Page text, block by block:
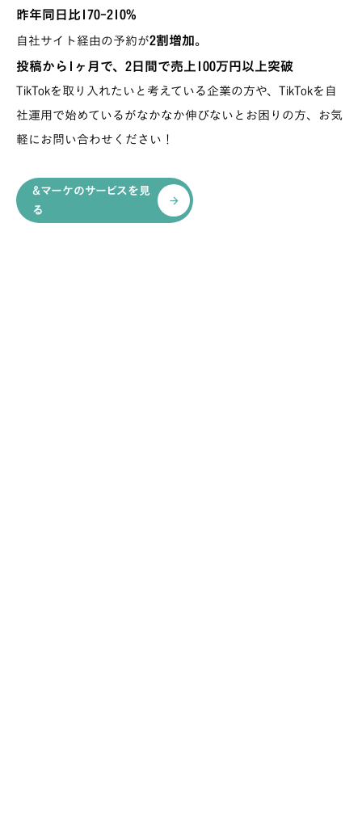
昨年同日比170-210%
自社サイト経由の予約が2割増加。
投稿から1ヶ月で、2日間で売上100万円以上突破
TikTokを取り入れたいと考えている企業の方や、TikTokを自
社運用で始めているがなかなか伸びないとお困りの方、お気
軽にお問い合わせください！
&マーケのサービスを見
る
arrow_forward